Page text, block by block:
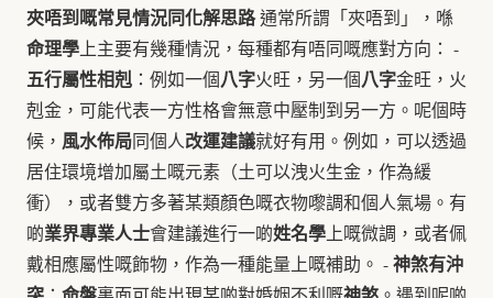
夾唔到嘅常見情況同化解思路通常所謂「夾唔到」，喺
命理學 上主要有幾種情況，每種都有唔同嘅應對方向： -
五行屬性相剋 ：例如一個八字火旺，另一個八字金旺，火
剋金，可能代表一方性格會無意中壓制到另一方。呢個時
候， 風水佈局同個人改運建議就好有用。例如，可以透過
居住環境增加屬土嘅元素（土可以洩火生金，作為緩
衝），或者雙方多著某類顏色嘅衣物嚟調和個人氣場。有
啲業界專業人士會建議進行一啲姓名學 上嘅微調，或者佩
戴相應屬性嘅飾物，作為一種能量上嘅補助。 -神煞有沖